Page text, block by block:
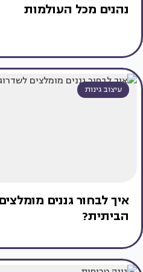
נהנים מכל העולמות
עיצוב גינות
איך לבחור גננים
הביתית?